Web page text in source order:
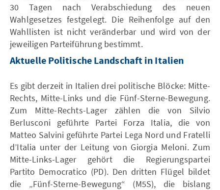
30 Tagen nach Verabschiedung des neuen
Wahlgesetzes festgelegt. Die Reihenfolge auf den
Wahllisten ist nicht veränderbar und wird von der
jeweiligen Parteiführung bestimmt.
Aktuelle Politische Landschaft in Italien
Es gibt derzeit in Italien drei politische Blöcke: Mitte-
Rechts, Mitte-Links und die Fünf-Sterne-Bewegung.
Zum Mitte-Rechts-Lager zählen die von Silvio
Berlusconi geführte Partei Forza Italia, die von
Matteo Salvini geführte Partei Lega Nord und Fratelli
d’Italia unter der Leitung von Giorgia Meloni. Zum
Mitte-Links-Lager gehört die Regierungspartei
Partito Democratico (PD). Den dritten Flügel bildet
die „Fünf-Sterne-Bewegung“ (M5S), die bislang